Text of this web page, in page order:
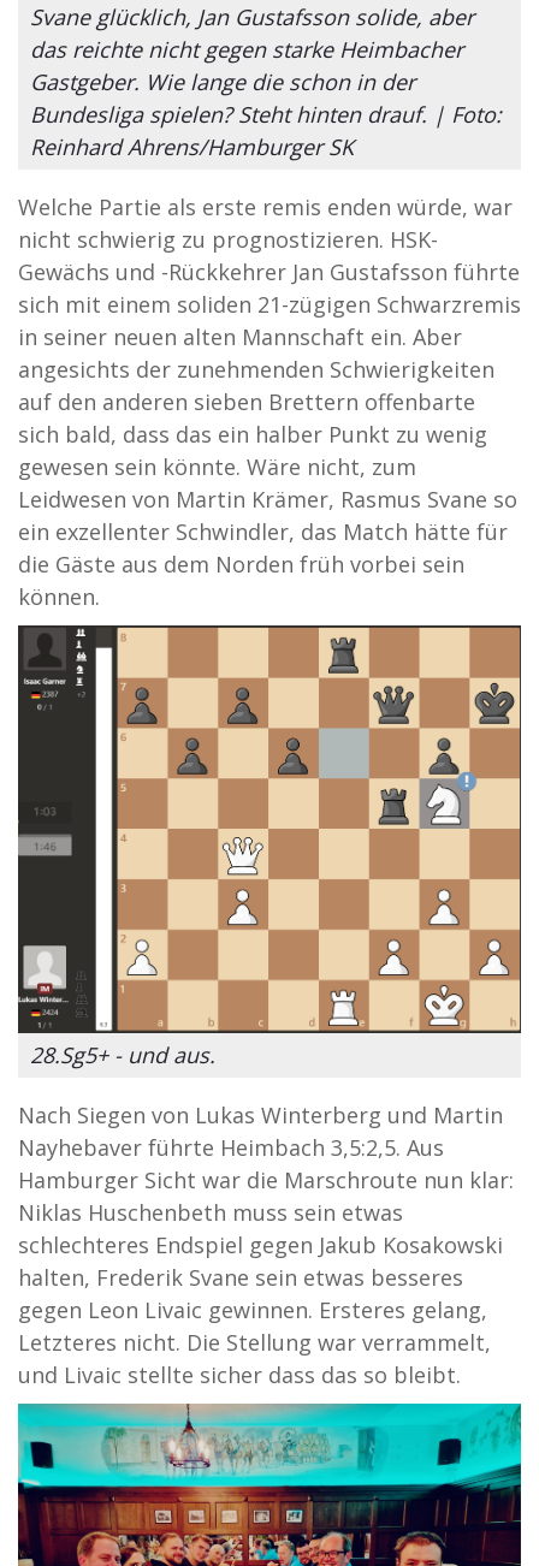
Svane glücklich, Jan Gustafsson solide, aber
das reichte nicht gegen starke Heimbacher
Gastgeber. Wie lange die schon in der
Bundesliga spielen? Steht hinten drauf. | Foto:
Reinhard Ahrens/Hamburger SK
Welche Partie als erste remis enden würde, war
nicht schwierig zu prognostizieren. HSK-
Gewächs und -Rückkehrer Jan Gustafsson führte
sich mit einem soliden 21-zügigen Schwarzremis
in seiner neuen alten Mannschaft ein. Aber
angesichts der zunehmenden Schwierigkeiten
auf den anderen sieben Brettern offenbarte
sich bald, dass das ein halber Punkt zu wenig
gewesen sein könnte. Wäre nicht, zum
Leidwesen von Martin Krämer, Rasmus Svane so
ein exzellenter Schwindler, das Match hätte für
die Gäste aus dem Norden früh vorbei sein
können.
28.Sg5+ - und aus.
Nach Siegen von Lukas Winterberg und Martin
Nayhebaver führte Heimbach 3,5:2,5. Aus
Hamburger Sicht war die Marschroute nun klar:
Niklas Huschenbeth muss sein etwas
schlechteres Endspiel gegen Jakub Kosakowski
halten, Frederik Svane sein etwas besseres
gegen Leon Livaic gewinnen. Ersteres gelang,
Letzteres nicht. Die Stellung war verrammelt,
und Livaic stellte sicher dass das so bleibt.